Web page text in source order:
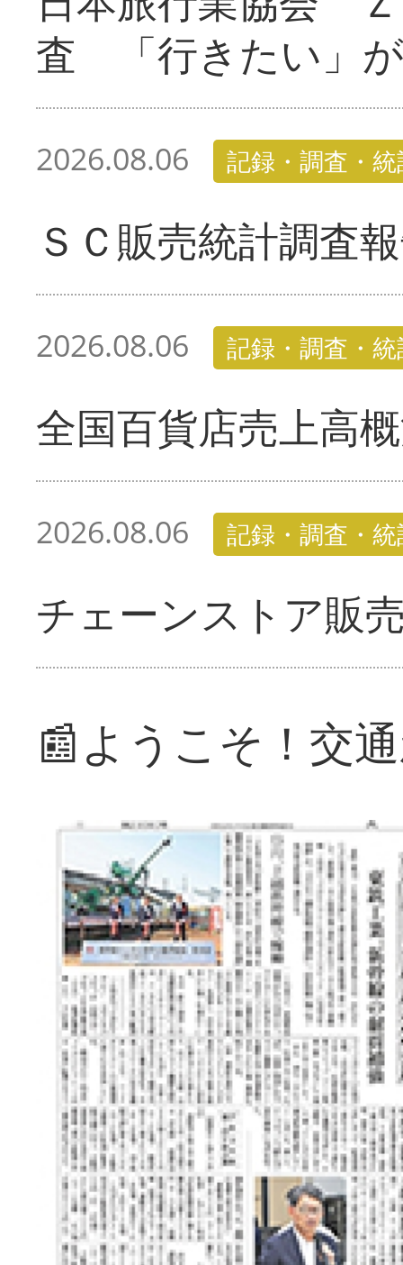
査 「行きたい」
2026.08.06 記録・調査・
ＳＣ販売統計調査
2026.08.06 記録・調査・
全国百貨店売上高
2026.08.06 記録・調査・
チェーンストア販
📰ようこそ！交